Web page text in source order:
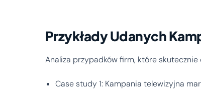
Przykłady Udanych
Analiza przypadków firm, które
Case study 1: Kampania telewizyjna